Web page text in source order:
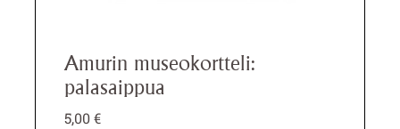
Amurin museokortteli:
palasaippua
5,00€